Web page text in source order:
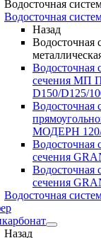
Водосточная
Водосточная
Назад
Водосточная
Водосточная
сечения МП
D150/D125/
Водосточная
МОДЕРН
Водосточная
сечения
Водосточная
сечения
Водосточная
Назад